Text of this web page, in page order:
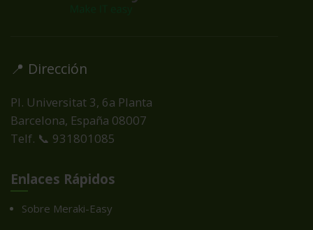
📍 Dirección
Pl. Universitat 3, 6a Planta
Barcelona, España 08007
Telf. 📞 931801085
Enlaces Rápidos
Sobre Meraki-Easy